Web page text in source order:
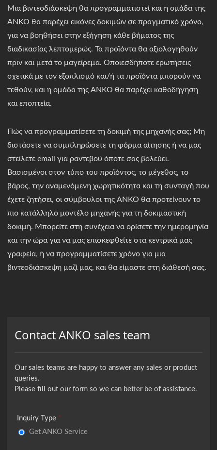
Μια βιντεοδιάσκεψη θα προγραμματιστεί και η ομάδα της
ANKO θα παρέχει εικόνες δοκιμών σε πραγματικό χρόνο,
για να βοηθήσει στην εξήγηση κάθε βήματος της
διαδικασίας λεπτομερώς. Τα προϊόντα θα αξιολογηθούν
πριν και μετά το μαγείρεμα. Οποιεσδήποτε ερωτήσεις
σχετικά με τον εξοπλισμό και/ή τα προϊόντα μπορούν να
τεθούν, και η ομάδα της ANKO θα παρέχει καθοδήγηση
και εποπτεία.
Πώς να προγραμματίσετε τη δοκιμή της μηχανής σας; Μη
διστάσετε να συμπληρώσετε τη φόρμα αίτησης ή να μας
στείλετε email για ραντεβού όποτε σας βολεύει.
Βασισμένοι στον τύπο του προϊόντος, το μέγεθος, το
βάρος, την αναμενόμενη χωρητικότητα και τη συνταγή που
έχετε ζητήσει, οι σύμβουλοι της ANKO θα προτείνουν το
πιο κατάλληλο μοντέλο μηχανής για τη δοκιμαστική
δοκιμή. Μπορείτε στη συνέχεια να ορίσετε την ημερομηνία
και την ώρα για να μας επισκεφθείτε στα κεντρικά μας
γραφεία, ή να προγραμματίσετε χρόνο για μια
βιντεοδιάσκεψη μαζί μας, και θα είμαστε στη διάθεσή σας.